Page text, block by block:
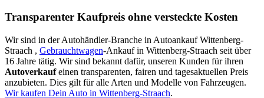
Transparenter Kaufpreis ohne versteckte Kosten
Wir sind in der Autohändler-Branche in Autoankauf Wittenberg-
Straach , Gebrauchtwagen-Ankauf in Wittenberg-Straach seit über
16 Jahre tätig. Wir sind bekannt dafür, unseren Kunden für ihren
Autoverkaufeinen transparenten, fairen und tagesaktuellen Preis
anzubieten. Dies gilt für alle Arten und Modelle von Fahrzeugen.
Wir kaufen Dein Auto in Wittenberg-Straach.